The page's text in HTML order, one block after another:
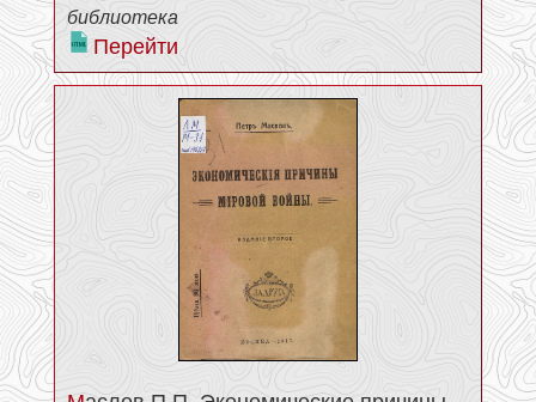
библиотека
Перейти